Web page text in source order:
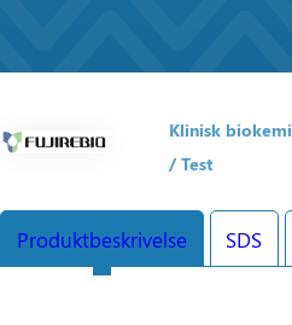
Klinisk biokemi
/ Test
Produktbeskrivelse SDS